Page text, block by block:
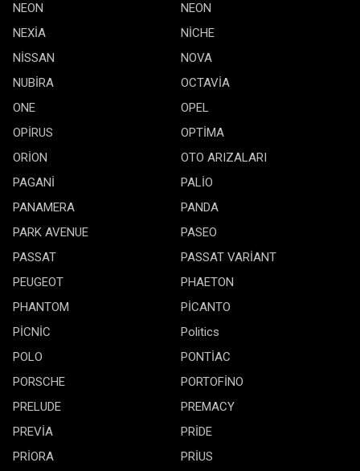
NEON
NEON
NEXİA
NİCHE
NİSSAN
NOVA
NUBİRA
OCTAVİA
ONE
OPEL
OPİRUS
OPTİMA
ORİON
OTO ARIZALARI
PAGANİ
PALİO
PANAMERA
PANDA
PARK AVENUE
PASEO
PASSAT
PASSAT VARİANT
PEUGEOT
PHAETON
PHANTOM
PİCANTO
PİCNİC
Politics
POLO
PONTİAC
PORSCHE
PORTOFİNO
PRELUDE
PREMACY
PREVİA
PRİDE
PRİORA
PRİUS